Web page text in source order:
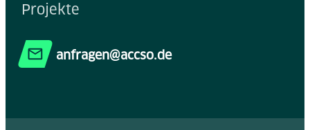
Projekte
anfragen@accso.de